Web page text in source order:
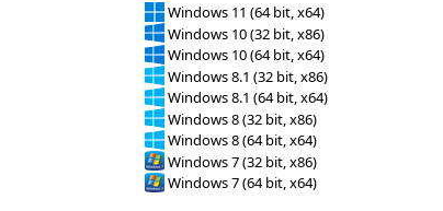
Windows 11 (64 bit, x64)
Windows 10 (32 bit, x86)
Windows 10 (64 bit, x64)
Windows 8.1 (32 bit, x86)
Windows 8.1 (64 bit, x64)
Windows 8 (32 bit, x86)
Windows 8 (64 bit, x64)
Windows 7 (32 bit, x86)
Windows 7 (64 bit, x64)